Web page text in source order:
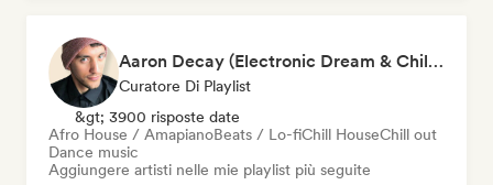
Aaron Decay (Electronic Dream & Chill Electronic Dream playlists)
Curatore Di Playlist
&gt; 3900 risposte date
Afro House / AmapianoBeats / Lo-fiChill HouseChill out
Dance music
Aggiungere artisti nelle mie playlist più seguite